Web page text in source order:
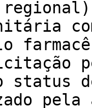
status
pela